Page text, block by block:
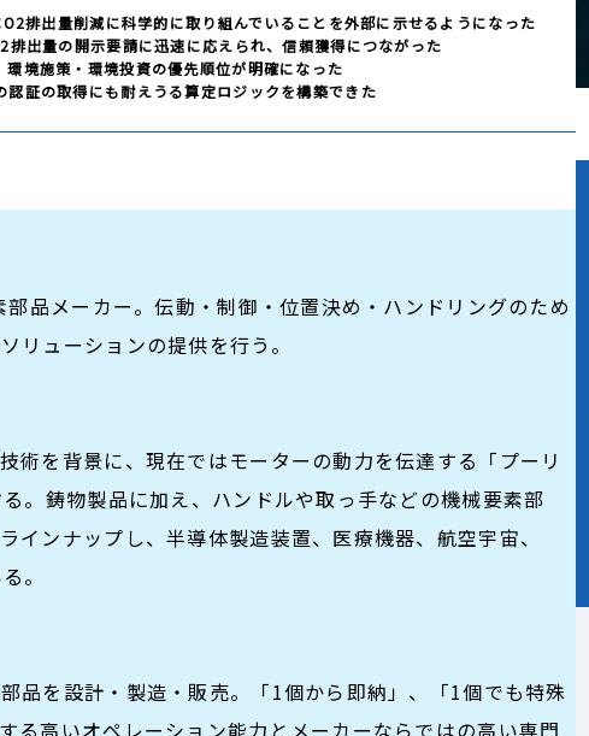
排出量削減に科学的に取り組んでいることを外部に示せるようになった
排出量の開示要請に迅速に応えられ、信頼獲得につながった
環境施策・環境投資の優先順位が明確になった
認証の取得にも耐えうる算定ロジックを構築できた
品メーカー。伝動・制御・位置決め・ハンドリングのため
リューションの提供を行う。
術を背景に、現在ではモーターの動力を伝達する「プーリ
。鋳物製品に加え、ハンドルや取っ手などの機械要素部
ンナップし、半導体製造装置、医療機器、航空宇宙、
。
品を設計・製造・販売。「1個から即納」、「1個でも特殊